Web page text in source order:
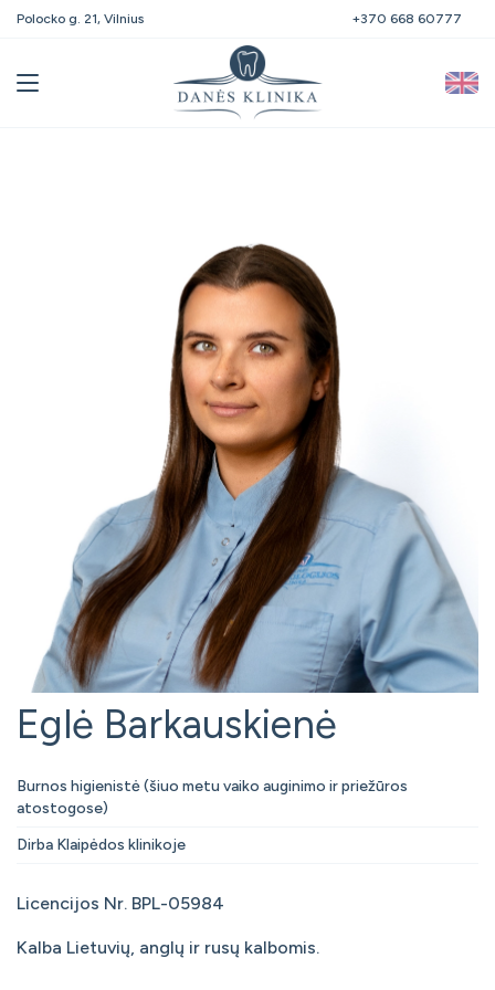
Polocko g. 21, Vilnius +370 668 60777
Eglė Barkauskienė
Burnos higienistė (šiuo metu vaiko auginimo ir priežūros
atostogose)
Dirba Klaipėdos klinikoje
Licencijos Nr. BPL-05984
Kalba Lietuvių, anglų ir rusų kalbomis.